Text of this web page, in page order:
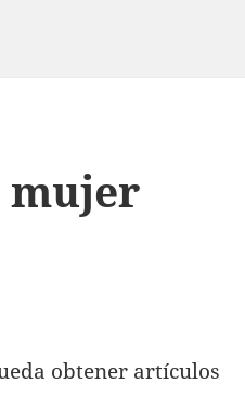
mujer
obtener artículos